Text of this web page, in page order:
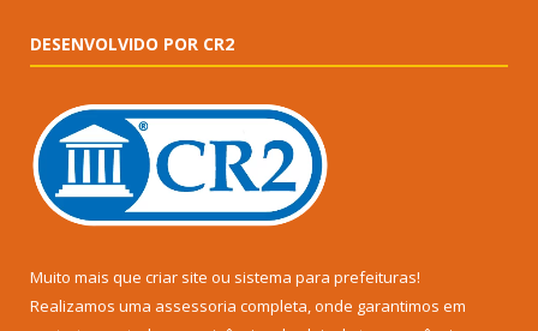
DESENVOLVIDO POR CR2
Muito mais que criar site ou sistema para prefeituras!
Realizamos uma assessoria completa, onde garantimos em